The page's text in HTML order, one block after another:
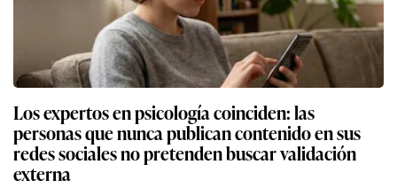
Los expertos en psicología coinciden: las
personas que nunca publican contenido en sus
redes sociales no pretenden buscar validación
externa